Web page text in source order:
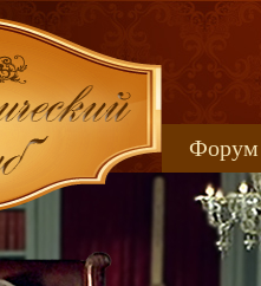
Форум